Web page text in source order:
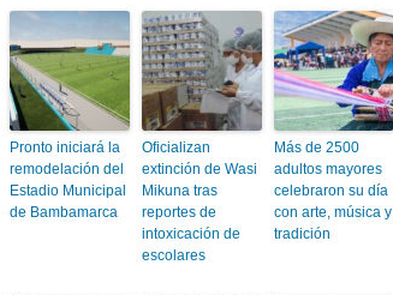
Pronto iniciará la
remodelación del
Estadio Municipal
de Bambamarca
Oficializan
extinción de Wasi
Mikuna tras
reportes de
intoxicación de
escolares
Más de 2500
adultos mayores
celebraron su día
con arte, música y
tradición